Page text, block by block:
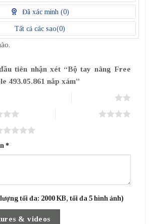
Đã xác minh (0)
Tất cả các sao(0)
tiên nhận xét “Bộ tay nâng Free
493.05.861 nắp xám”
*
tối đa: 2000 KB, tối đa 5 hình ảnh)
& videos